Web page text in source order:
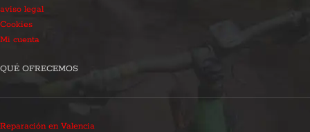
aviso legal
Cookies
Mi cuenta
QUÉ OFRECEMOS
Reparación en Valencia